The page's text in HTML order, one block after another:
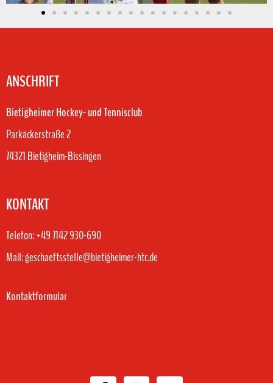
ANSCHRIFT
Bietigheimer Hockey- und Tennisclub
Parkäckerstraße 2
74321 Bietigheim-Bissingen
KONTAKT
Telefon: +49 7142 930-690
Mail: geschaeftsstelle@bietigheimer-htc.de
Kontaktformular